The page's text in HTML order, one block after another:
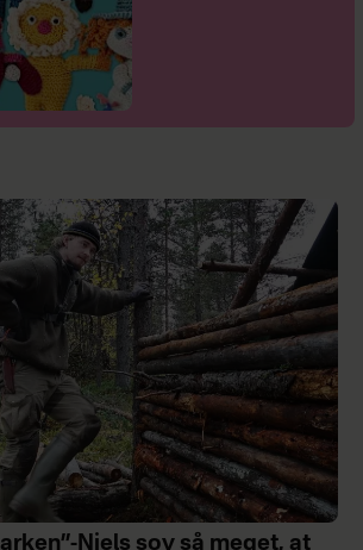
Niels sov så meget, at